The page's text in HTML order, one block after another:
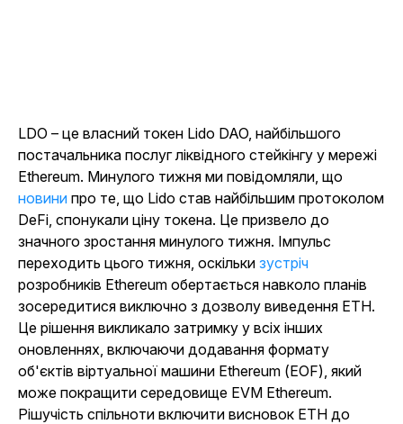
LDO – це власний токен Lido DAO, найбільшого
постачальника послуг ліквідного стейкінгу у мережі
Ethereum. Минулого тижня ми повідомляли, що
новини про те, що Lido став найбільшим протоколом
DeFi, спонукали ціну токена. Це призвело до
значного зростання минулого тижня. Імпульс
переходить цього тижня, оскільки зустріч
розробників Ethereum обертається навколо планів
зосередитися виключно з дозволу виведення ETH.
Це рішення викликало затримку у всіх інших
оновленнях, включаючи додавання формату
об'єктів віртуальної машини Ethereum (EOF), який
може покращити середовище EVM Ethereum.
Рішучість спільноти включити висновок ETH до